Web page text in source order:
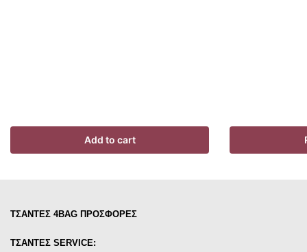
Add to cart
ΤΣΑΝΤΕΣ 4BAG ΠΡΟΣΦΟΡΕΣ
ΤΣΑΝΤΕΣ SERVICE: